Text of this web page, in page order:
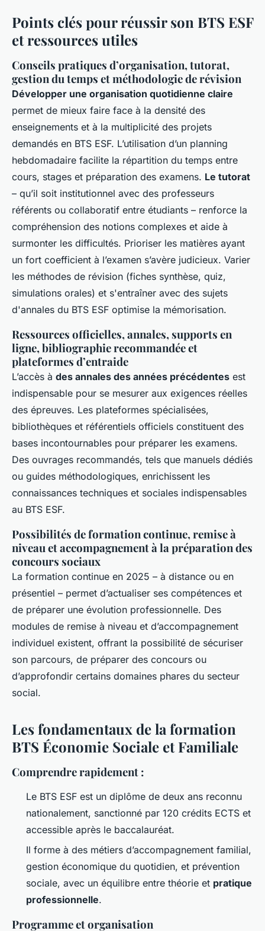
Points clés pour réussir son BTS ESF
et ressources utiles
Conseils pratiques d’organisation, tutorat,
gestion du temps et méthodologie de révision
Développer une organisation quotidienne claire
permet de mieux faire face à la densité des
enseignements et à la multiplicité des projets
demandés en BTS ESF. L’utilisation d’un planning
hebdomadaire facilite la répartition du temps entre
cours, stages et préparation des examens. Le tutorat
– qu’il soit institutionnel avec des professeurs
référents ou collaboratif entre étudiants – renforce la
compréhension des notions complexes et aide à
surmonter les difficultés. Prioriser les matières ayant
un fort coefficient à l’examen s’avère judicieux. Varier
les méthodes de révision (fiches synthèse, quiz,
simulations orales) et s'entraîner avec des sujets
d'annales du BTS ESF optimise la mémorisation.
Ressources officielles, annales, supports en
ligne, bibliographie recommandée et
plateformes d’entraide
L’accès à des annales des années précédentes est
indispensable pour se mesurer aux exigences réelles
des épreuves. Les plateformes spécialisées,
bibliothèques et référentiels officiels constituent des
bases incontournables pour préparer les examens.
Des ouvrages recommandés, tels que manuels dédiés
ou guides méthodologiques, enrichissent les
connaissances techniques et sociales indispensables
au BTS ESF.
Possibilités de formation continue, remise à
niveau et accompagnement à la préparation des
concours sociaux
La formation continue en 2025 – à distance ou en
présentiel – permet d’actualiser ses compétences et
de préparer une évolution professionnelle. Des
modules de remise à niveau et d’accompagnement
individuel existent, offrant la possibilité de sécuriser
son parcours, de préparer des concours ou
d’approfondir certains domaines phares du secteur
social.
Les fondamentaux de la formation
BTS Économie Sociale et Familiale
Comprendre rapidement :
Le BTS ESF est un diplôme de deux ans reconnu
nationalement, sanctionné par 120 crédits ECTS et
accessible après le baccalauréat.
Il forme à des métiers d’accompagnement familial,
gestion économique du quotidien, et prévention
sociale, avec un équilibre entre théorie et pratique
professionnelle.
Programme et organisation